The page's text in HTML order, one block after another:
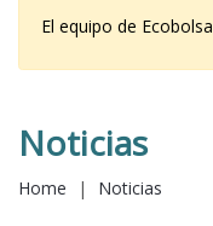
El equipo de Ecobolsa
Noticias
Home | Noticias